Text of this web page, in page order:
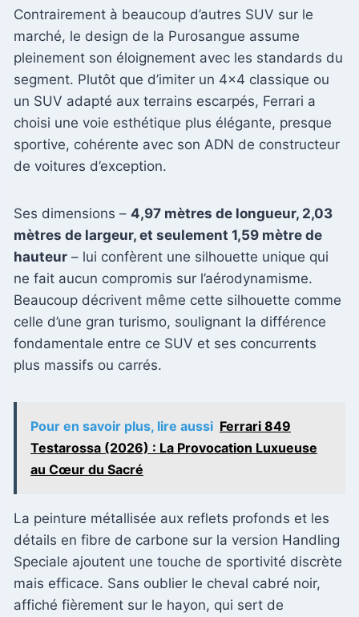
Contrairement à beaucoup d’autres SUV sur le
marché, le design de la Purosangue assume
pleinement son éloignement avec les standards du
segment. Plutôt que d’imiter un 4×4 classique ou
un SUV adapté aux terrains escarpés, Ferrari a
choisi une voie esthétique plus élégante, presque
sportive, cohérente avec son ADN de constructeur
de voitures d’exception.
Ses dimensions – 4,97 mètres de longueur, 2,03
mètres de largeur, et seulement 1,59 mètre de
hauteur – lui confèrent une silhouette unique qui
ne fait aucun compromis sur l’aérodynamisme.
Beaucoup décrivent même cette silhouette comme
celle d’une gran turismo, soulignant la différence
fondamentale entre ce SUV et ses concurrents
plus massifs ou carrés.
Pour en savoir plus, lire aussi Ferrari 849
Testarossa (2026) : La Provocation Luxueuse
au Cœur du Sacré
La peinture métallisée aux reflets profonds et les
détails en fibre de carbone sur la version Handling
Speciale ajoutent une touche de sportivité discrète
mais efficace. Sans oublier le cheval cabré noir,
affiché fièrement sur le hayon, qui sert de